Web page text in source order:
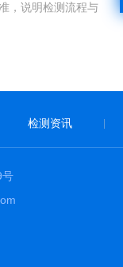
，说明检测流程与
检测资讯
号